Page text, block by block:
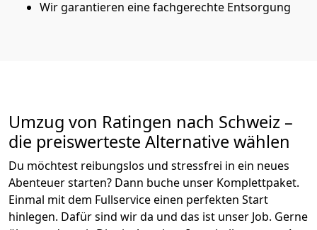
Wir garantieren eine fachgerechte Entsorgung
Umzug von Ratingen nach Schweiz –
die preiswerteste Alternative wählen
Du möchtest reibungslos und stressfrei in ein neues
Abenteuer starten? Dann buche unser Komplettpaket.
Einmal mit dem Fullservice einen perfekten Start
hinlegen. Dafür sind wir da und das ist unser Job. Gerne